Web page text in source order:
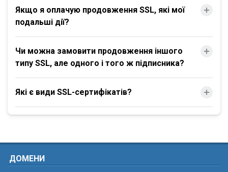
Якщо я оплачую продовження SSL, які мої
подальші дії?
Чи можна замовити продовження іншого
типу SSL, але одного і того ж підписника?
Які є види SSL-сертифікатів?
ДОМЕНИ